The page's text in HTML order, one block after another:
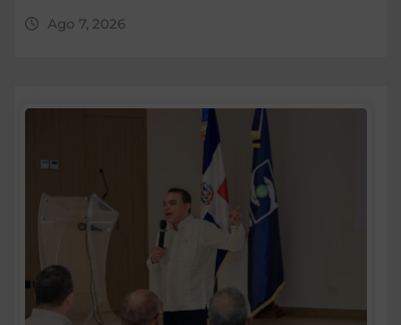
Ago 7, 2026